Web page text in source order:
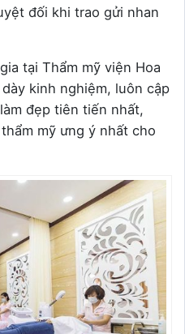
đối khi trao gửi nhan
tại Thẩm mỹ viện Hoa
kinh nghiệm, luôn cập
đẹp tiên tiến nhất,
mỹ ưng ý nhất cho